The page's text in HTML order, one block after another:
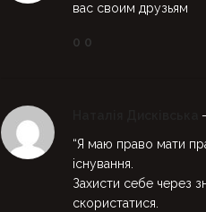
вас своим друзьям
0 0
“Я маю право мати
існування.
Захисти себе через
скористатися.